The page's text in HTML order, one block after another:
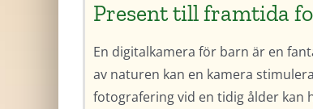
Present till framtida
En digitalkamera för barn är en
av naturen kan en kamera
fotografering vid en tidig ålder kan